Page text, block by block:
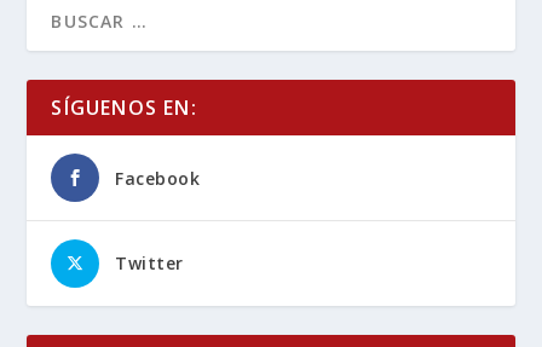
SÍGUENOS EN:
Facebook
Twitter